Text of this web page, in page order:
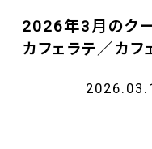
2026年3月のク
カフェラテ／カ